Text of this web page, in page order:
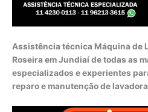
Assistência técnica Máquina de
Roseira em Jundiaí de todas as
especializados e experientes
reparo e manutenção de